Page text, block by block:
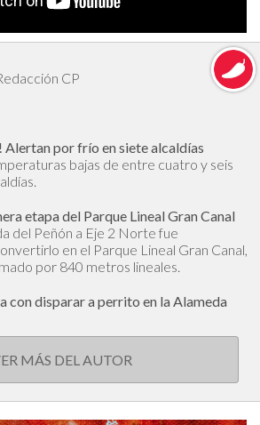
CP
Alertan por frío en siete alcaldías
bajas de entre cuatro y seis
etapa del Parque Lineal Gran Canal
del Peñón a Eje 2 Norte fue
en el Parque Lineal Gran Canal,
por 840 metros lineales.
con disparar a perrito en la Alameda
MÁS DEL AUTOR